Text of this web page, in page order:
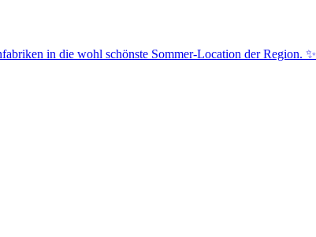
in die wohl schönste Sommer-Location der Region. ✨